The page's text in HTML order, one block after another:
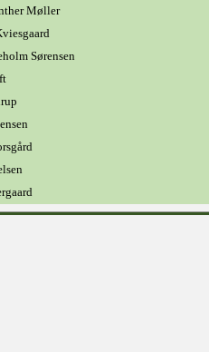
Møller
Sørensen